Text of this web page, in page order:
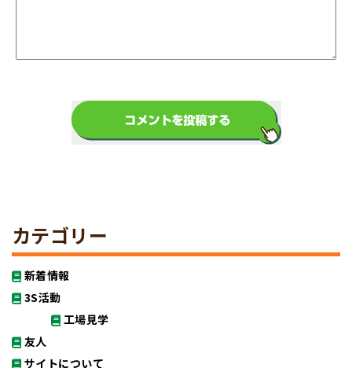
カテゴリー
新着情報
3S活動
工場見学
友人
サイトについて